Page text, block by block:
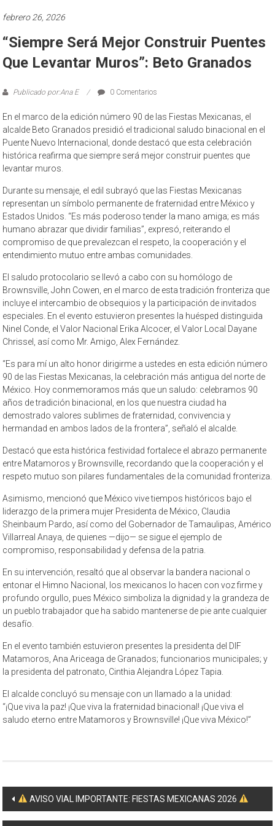
febrero 26, 2026
“Siempre Será Mejor Construir Puentes
Que Levantar Muros”: Beto Granados
Publicado por:Ana E 0 Comentarios
En el marco de la edición número 90 de las Fiestas Mexicanas, el
alcalde Beto Granados presidió el tradicional saludo binacional en el
Puente Nuevo Internacional, donde destacó que esta celebración
histórica reafirma que siempre será mejor construir puentes que
levantar muros.
Durante su mensaje, el edil subrayó que las Fiestas Mexicanas
representan un símbolo permanente de fraternidad entre México y
Estados Unidos. “Es más poderoso tender la mano amiga; es más
humano abrazar que dividir familias”, expresó, reiterando el
compromiso de que prevalezcan el respeto, la cooperación y el
entendimiento mutuo entre ambas comunidades.
El saludo protocolario se llevó a cabo con su homólogo de
Brownsville, John Cowen, en el marco de esta tradición fronteriza que
incluye el intercambio de obsequios y la participación de invitados
especiales. En el evento estuvieron presentes la huésped distinguida
Ninel Conde, el Valor Nacional Erika Alcocer, el Valor Local Dayane
Chrissel, así como Mr. Amigo, Alex Fernández.
“Es para mí un alto honor dirigirme a ustedes en esta edición número
90 de las Fiestas Mexicanas, la celebración más antigua del norte de
México. Hoy conmemoramos más que un saludo: celebramos 90
años de tradición binacional, en los que nuestra ciudad ha
demostrado valores sublimes de fraternidad, convivencia y
hermandad en ambos lados de la frontera”, señaló el alcalde.
Destacó que esta histórica festividad fortalece el abrazo permanente
entre Matamoros y Brownsville, recordando que la cooperación y el
respeto mutuo son pilares fundamentales de la comunidad fronteriza.
Asimismo, mencionó que México vive tiempos históricos bajo el
liderazgo de la primera mujer Presidenta de México, Claudia
Sheinbaum Pardo, así como del Gobernador de Tamaulipas, Américo
Villarreal Anaya, de quienes —dijo— se sigue el ejemplo de
compromiso, responsabilidad y defensa de la patria.
En su intervención, resaltó que al observar la bandera nacional o
entonar el Himno Nacional, los mexicanos lo hacen con voz firme y
profundo orgullo, pues México simboliza la dignidad y la grandeza de
un pueblo trabajador que ha sabido mantenerse de pie ante cualquier
desafío.
En el evento también estuvieron presentes la presidenta del DIF
Matamoros, Ana Ariceaga de Granados; funcionarios municipales; y
la presidenta del patronato, Cinthia Alejandra López Tapia.
El alcalde concluyó su mensaje con un llamado a la unidad:
“¡Que viva la paz! ¡Que viva la fraternidad binacional! ¡Que viva el
saludo eterno entre Matamoros y Brownsville! ¡Que viva México!”
Navegación
de
AVISO VIAL IMPORTANTE: FIESTAS MEXICANAS 2026